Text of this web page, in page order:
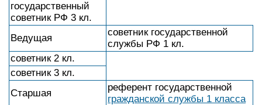
государственный
советник РФ 3 кл.
Ведущая
советник государственной
службы РФ 1 кл.
советник 2 кл.
советник 3 кл.
Старшая
референт государственной
гражданской службы 1 класса